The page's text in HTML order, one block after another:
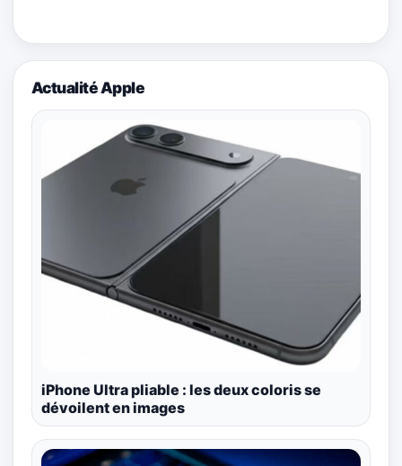
Actualité Apple
iPhone Ultra pliable : les deux coloris se
dévoilent en images